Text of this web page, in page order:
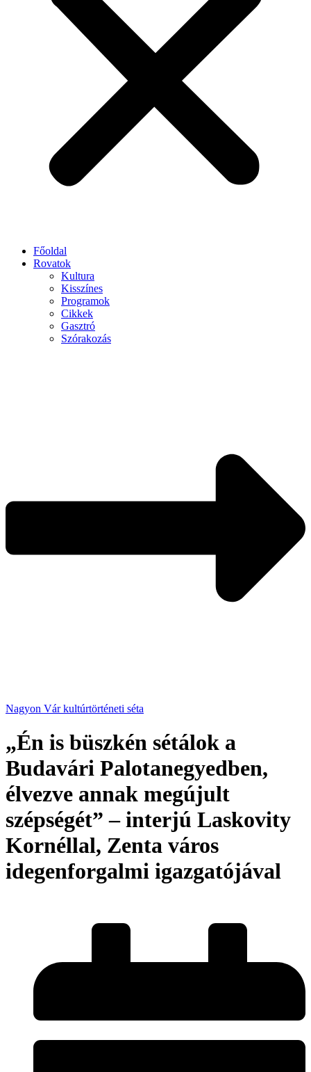
Főoldal
Rovatok
Kultura
Kisszínes
Programok
Cikkek
Gasztró
Szórakozás
Nagyon Vár kultúrtörténeti séta
„Én is büszkén sétálok a
Budavári Palotanegyedben,
élvezve annak megújult
szépségét” – interjú Laskovity
Kornéllal, Zenta város
idegenforgalmi igazgatójával